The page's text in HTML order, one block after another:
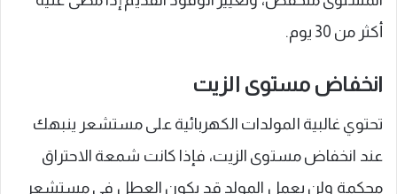
أكثر من 30 يوم.
انخفاض مستوى الزيت
تحتوي غالبية المولدات الكهربائية على مستشعر ينبهك
عند انخفاض مستوى الزيت، فإذا كانت شمعة الاحتراق
محكمة ولن يعمل المولد قد يكون العطل في مستشعر